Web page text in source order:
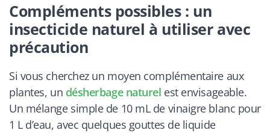
Compléments possibles : un
insecticide naturel à utiliser avec
précaution
Si vous cherchez un moyen complémentaire aux
plantes, un désherbage naturel est envisageable.
Un mélange simple de 10 mL de vinaigre blanc pour
1 L d’eau, avec quelques gouttes de liquide